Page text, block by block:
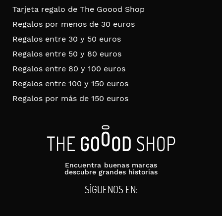
Tarjeta regalo de The Goood Shop
Regalos por menos de 30 euros
Regalos entre 30 y 50 euros
Regalos entre 50 y 80 euros
Regalos entre 80 y 100 euros
Regalos entre 100 y 150 euros
Regalos por más de 150 euros
Encuentra buenas marcas
descubre grandes historias
SÍGUENOS EN: